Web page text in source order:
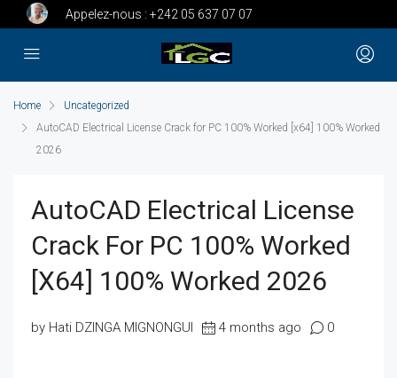
Appelez-nous : +242 05 637 07 07
Home
Uncategorized
AutoCAD Electrical License Crack for PC 100% Worked [x64] 100% Worked
2026
AutoCAD Electrical License
Crack For PC 100% Worked
[x64] 100% Worked 2026
by Hati DZINGA MIGNONGUI 4 months ago 0